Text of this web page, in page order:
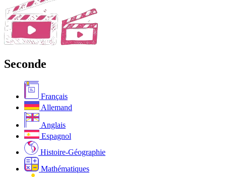
Seconde
Français
Allemand
Anglais
Espagnol
Histoire-Géographie
Mathématiques